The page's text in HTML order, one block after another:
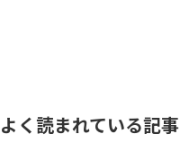
よく読まれている記事